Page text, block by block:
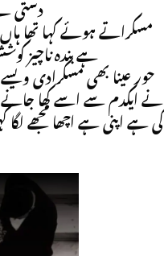
دستی
مسکراتے ہوئے کہا تھا
ہے بندہ ناچیز
حور عینا بھی مسکرادی ویسے
نے ایکدم سے اسے کھا
کی ہے اپنی ہے اچھا مجھے